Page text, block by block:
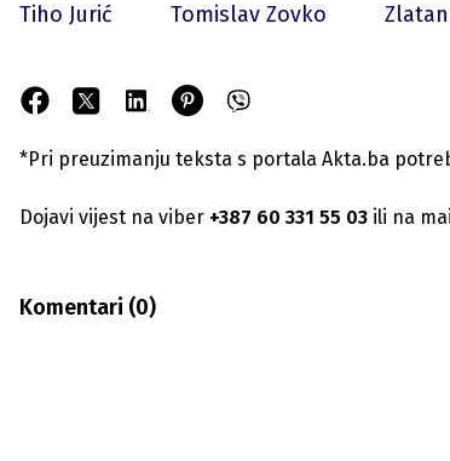
Tiho Jurić
Tomislav Zovko
*Pri preuzimanju teksta s portala Akta.ba
Dojavi vijest na viber +387 60 331 55 03 ili na
Komentari (0)